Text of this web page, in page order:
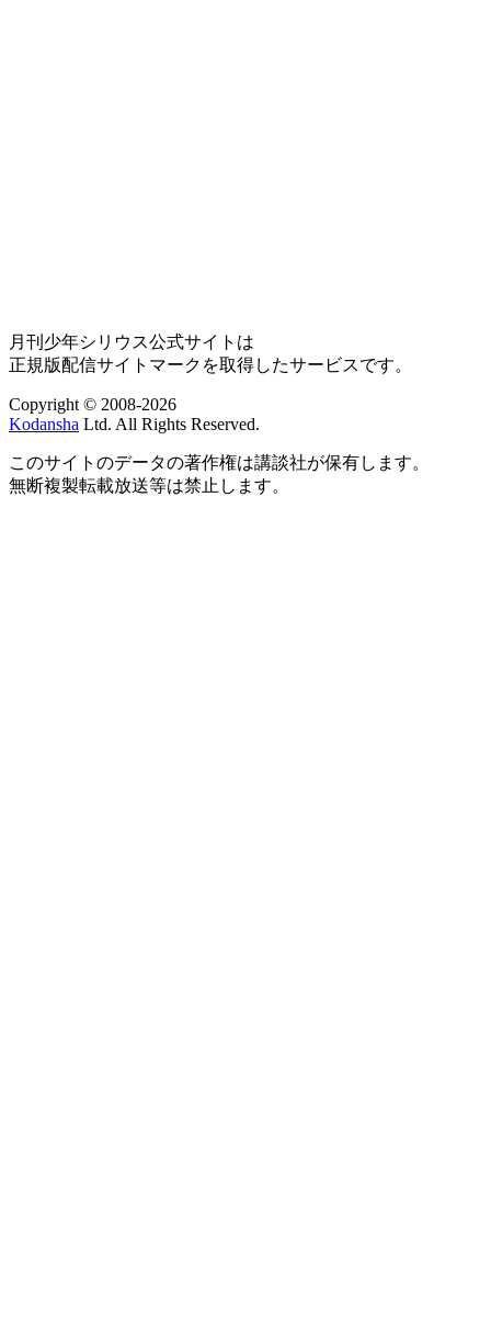
月刊少年シリウス公式サイトは
正規版配信サイトマークを取得したサービスです。
Copyright © 2008-2026
Kodansha Ltd. All Rights Reserved.
このサイトのデータの著作権は講談社が保有します。
無断複製転載放送等は禁止します。